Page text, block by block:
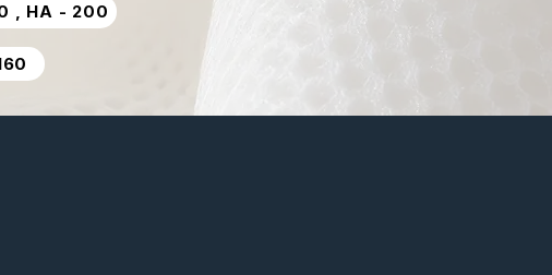
, HA - 200